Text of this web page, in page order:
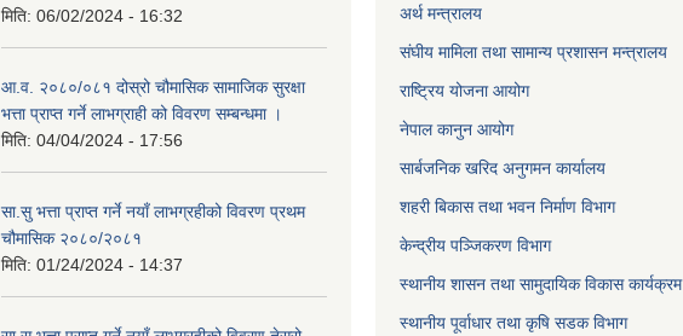
मिति: 06/02/2024 - 16:32
आ.व. २०८०/०८१ दोस्रो चौमासिक सामाजिक सुरक्षा
भत्ता प्राप्त गर्ने लाभग्राही को विवरण सम्बन्धमा ।
मिति: 04/04/2024 - 17:56
सा.सु भत्ता प्राप्त गर्ने नयाँ लाभग्रहीको विवरण प्रथम
चौमासिक २०८०/२०८१
मिति: 01/24/2024 - 14:37
अर्थ मन्त्रालय
संघीय मामिला तथा सामान्य प्रशासन मन्त्रालय
राष्ट्रिय योजना आयोग
नेपाल कानुन आयोग
सार्बजनिक खरिद अनुगमन कार्यालय
शहरी बिकास तथा भवन निर्माण विभाग
केन्द्रीय पञ्जिकरण विभाग
स्थानीय शासन तथा सामुदायिक विकास कार्यक्रम
स्थानीय पूर्वाधार तथा कृषि सडक विभाग